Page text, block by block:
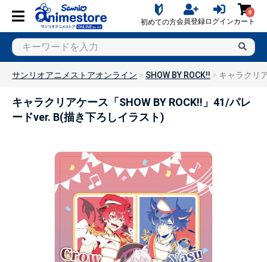
初めての方会員登録ログイン
0
カート
サンリオアニメストアオンライン SHOW BY ROCK!! キャラクリ
キャラクリアケース「SHOW BY ROCK!!」41/パレ
ードver. B(描き下ろしイラスト)